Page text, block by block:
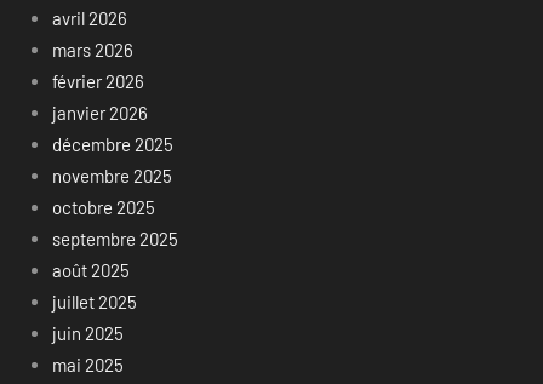
avril 2026
mars 2026
février 2026
janvier 2026
décembre 2025
novembre 2025
octobre 2025
septembre 2025
août 2025
juillet 2025
juin 2025
mai 2025